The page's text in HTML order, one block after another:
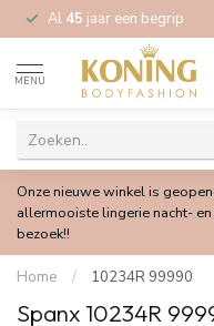
Al 45 jaar een begrip
MENU
Onze nieuwe winkel is
allermooiste lingerie nacht-
bezoek!!
Home / 10234R 99990
Spanx 10234R